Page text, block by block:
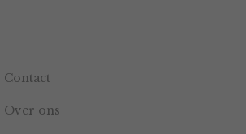
Contact
Over ons